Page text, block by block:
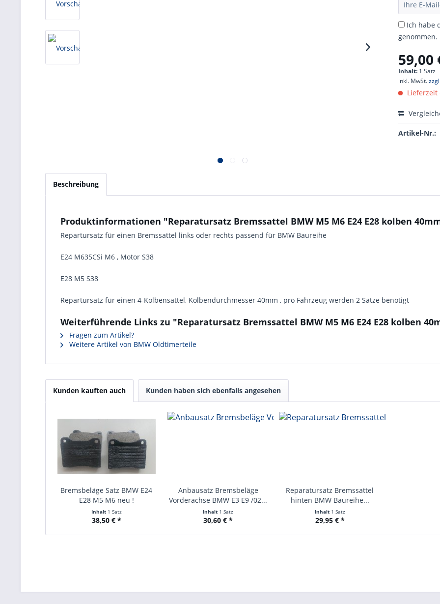
Ich habe
genommen.
59,00
Inhalt: 1 Satz
inkl. MwSt.
Lieferzeit
Artikel-Nr.:
Beschreibung
Produktinformationen "Reparatursatz Bremssattel BMW M5 M6 E24 E28 kolben
Repartursatz für einen Bremssattel links oder rechts passend für BMW Baureihe
E24 M635CSi M6 , Motor S38
E28 M5 S38
Repartursatz für einen 4-Kolbensattel, Kolbendurchmesser 40mm , pro Fahrzeug werden 2 Sätze benötigt
Weiterführende Links zu "Reparatursatz Bremssattel BMW M5 M6 E24 E28 kolben
Fragen zum Artikel?
Weitere Artikel von BMW Oldtimerteile
Kunden kauften auch Kunden haben sich ebenfalls angesehen
Bremsbeläge Satz BMW E24
E28 M5 M6 neu !
Inhalt 1 Satz
38,50 € *
Anbausatz Bremsbeläge
Vorderachse BMW E3 E9 /02...
Inhalt 1 Satz
30,60 € *
Reparatursatz Bremssattel
hinten BMW Baureihe...
Inhalt 1 Satz
29,95 € *